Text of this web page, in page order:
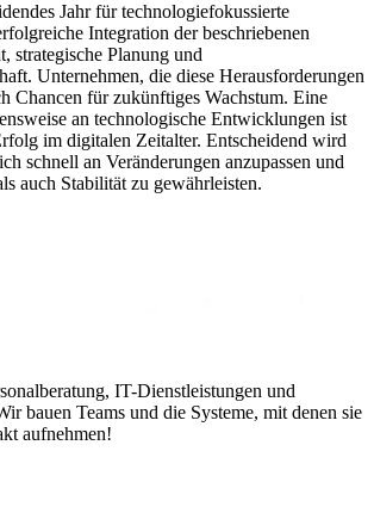
Jahr für technologiefokussierte
Integration der beschriebenen
strategische Planung und
Unternehmen, die diese Herausforderungen
Chancen für zukünftiges Wachstum. Eine
an technologische Entwicklungen ist
im digitalen Zeitalter. Entscheidend wird
schnell an Veränderungen anzupassen und
auch Stabilität zu gewährleisten.
IT-Dienstleistungen und
bauen Teams und die Systeme, mit denen sie
aufnehmen!